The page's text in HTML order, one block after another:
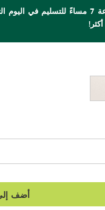
اطلب بحلول الساعة 7 مساءً
أضف